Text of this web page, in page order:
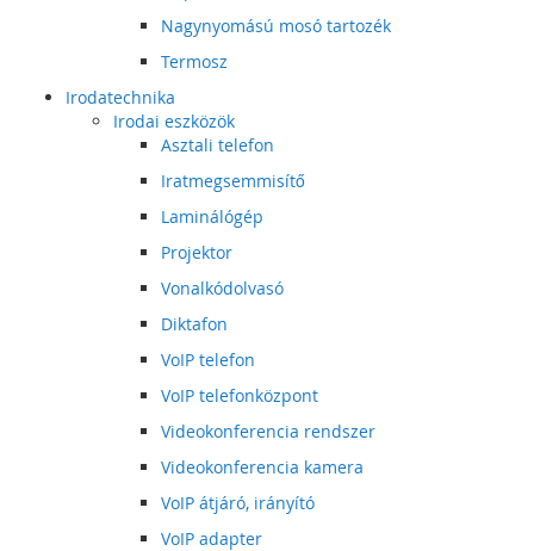
Nagynyomású mosó tartozék
Termosz
Irodatechnika
Irodai eszközök
Asztali telefon
Iratmegsemmisítő
Laminálógép
Projektor
Vonalkódolvasó
Diktafon
VoIP telefon
VoIP telefonközpont
Videokonferencia rendszer
Videokonferencia kamera
VoIP átjáró, irányító
VoIP adapter